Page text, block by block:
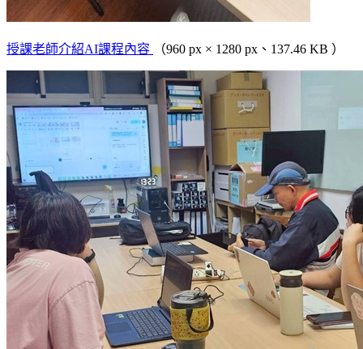
授課老師介紹AI課程內容 （960 px × 1280 px、137.46 KB ）